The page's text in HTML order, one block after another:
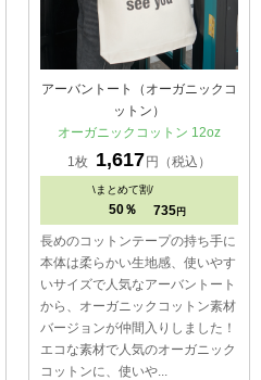
アーバントート（オーガニックコ
ットン）
オーガニックコットン 12oz
1枚
1,617円（税込）
\まとめて割/
50％ 735 円
長めのコットンテープの持ち手に
本体は柔らかい生地感、使いやす
いサイズで人気なアーバントート
から、オーガニックコットン素材
バージョンが仲間入りしました！
エコな素材で人気のオーガニック
コットンに、使いや...